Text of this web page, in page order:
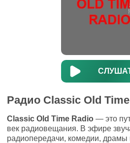
Радио Classic Old Time
Classic Old Time Radio — это
век радиовещания. В эфире
радиопередачи, комедии,